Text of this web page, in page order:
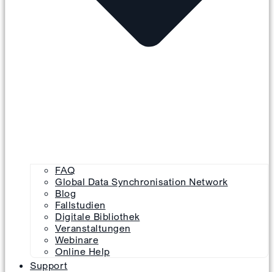
FAQ
Global Data Synchronisation Network
Blog
Fallstudien
Digitale Bibliothek
Veranstaltungen
Webinare
Online Help
Support